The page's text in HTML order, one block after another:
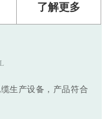
了解更多
生产设备，产品符合